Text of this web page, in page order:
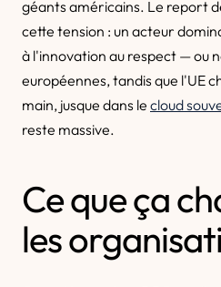
géants américains. Le report
cette tension : un acteur
à l'innovation au respect — ou
européennes, tandis que l'UE
main, jusque dans le cloud
reste massive.
Ce que ça
les